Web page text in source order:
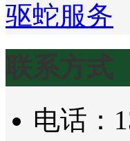
驱蛇服务
联系方式
电话：